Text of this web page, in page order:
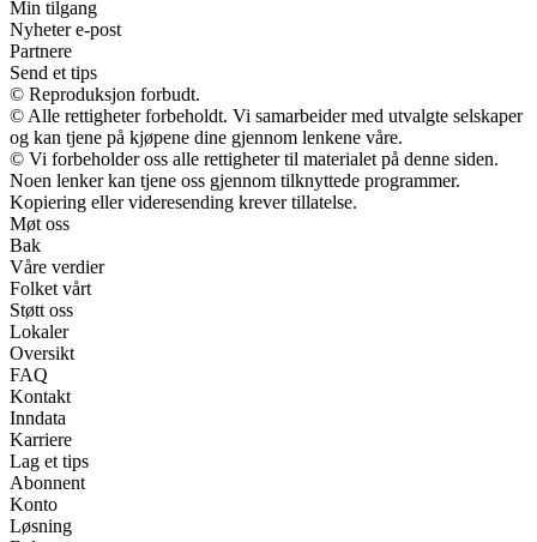
Min tilgang
Nyheter e-post
Partnere
Send et tips
© Reproduksjon forbudt.
© Alle rettigheter forbeholdt. Vi samarbeider med utvalgte selskaper
og kan tjene på kjøpene dine gjennom lenkene våre.
© Vi forbeholder oss alle rettigheter til materialet på denne siden.
Noen lenker kan tjene oss gjennom tilknyttede programmer.
Kopiering eller videresending krever tillatelse.
Møt oss
Bak
Våre verdier
Folket vårt
Støtt oss
Lokaler
Oversikt
FAQ
Kontakt
Inndata
Karriere
Lag et tips
Abonnent
Konto
Løsning